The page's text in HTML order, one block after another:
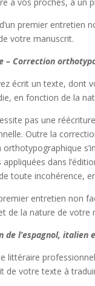
premier entretien
votre manuscrit.
– Correction
écrit un texte, dont
en fonction de la
pas une
Outre la
orthotypographique
appliquées dans
toute incohérence,
entretien non
de la nature de votre
de l’espagnol,
littéraire
de votre texte à